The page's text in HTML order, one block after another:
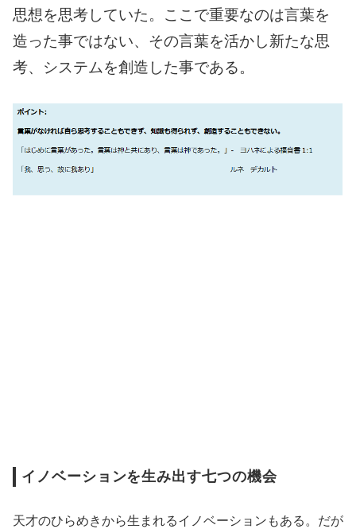
思想を思考していた。ここで重要なのは言葉を
造った事ではない、その言葉を活かし新たな思
考、システムを創造した事である。
イノベーションを生み出す七つの機会
天才のひらめきから生まれるイノベーションもある。だが